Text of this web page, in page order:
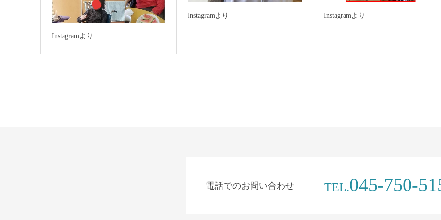
Instagramより
Instagramより Instagramより
電話でのお問い合わせ TEL.045-750-